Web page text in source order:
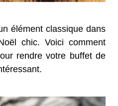
élément classique dans
chic. Voici comment
rendre votre buffet de